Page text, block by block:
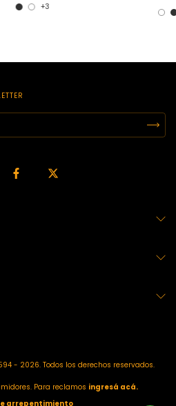
+3
- 2026. Todos los derechos reservados.
Para reclamos ingresá acá.
arrepentimiento